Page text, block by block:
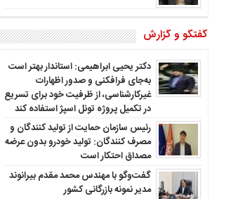
گفتگو و گزارش
دکتر یحیی ابراهیمی: استاندار بهتر است
به‌جای فرافکنی و صدور اظهارات
غیرکارشناسی، از ظرفیت خود برای تسریع
در تکمیل پروژه تونل اسپژ استفاده کند
رئیس سازمان حمایت از تولید کنندگان و
مصرف کنندگان: تولید خودرو بدون عرضه
مصداق احتکار است
گفت‌وگو با مهندس محمد مقدم بیرانوند
مدیر نمونه بازرگانی کشور